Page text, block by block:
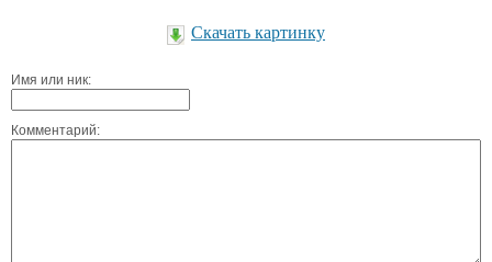
Скачать картинку
Имя или ник:
Комментарий: